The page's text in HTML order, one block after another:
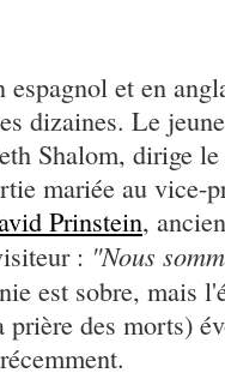
et en
dizaines. Le
Shalom, dirige
mariée au vice-
Prinstein,
: "Nous
est sobre, mais
des morts)